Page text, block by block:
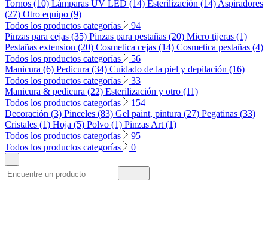
Tornos (10) Lámparas UV LED (14) Esterilización (14) Aspiradores
(27) Otro equipo (9)
Todos los productos categorías
94
Pinzas para cejas (35) Pinzas para pestañas (20) Micro tijeras (1)
Pestañas extension (20) Cosmetica cejas (14) Cosmetica pestañas (4)
Todos los productos categorías
56
Manicura (6) Pedicura (34) Cuidado de la piel y depilación (16)
Todos los productos categorías
33
Manicura & pedicura (22) Esterilización y otro (11)
Todos los productos categorías
154
Decoración (3) Pinceles (83) Gel paint, pintura (27) Pegatinas (33)
Cristales (1) Hoja (5) Polvo (1) Pinzas Art (1)
Todos los productos categorías
95
Todos los productos categorías
0